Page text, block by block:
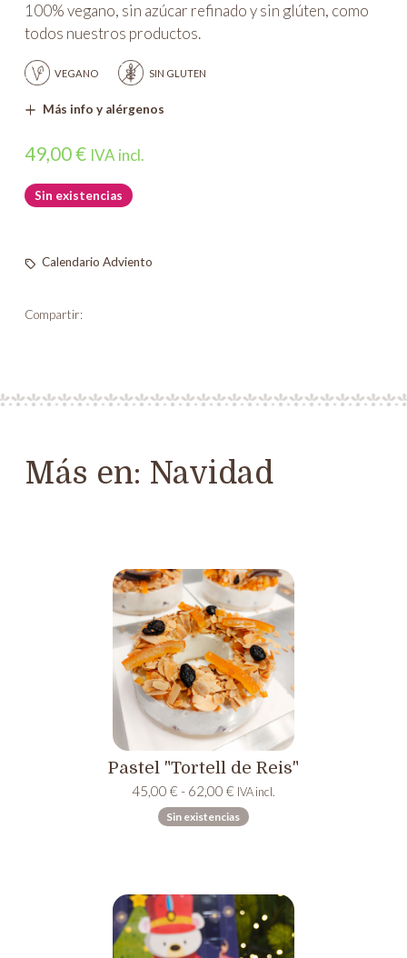
100% vegano, sin azúcar refinado y sin glúten, como
todos nuestros productos.
VEGANO SIN GLUTEN
Más info y alérgenos
49,00€ IVA incl.
Sin existencias
Calendario Adviento
Compartir:
Más en: Navidad
Pastel "Tortell de Reis"
45,00 €- 62,00 €Rango
de
precios:
62,00 €
IVA incl.
Sin existencias